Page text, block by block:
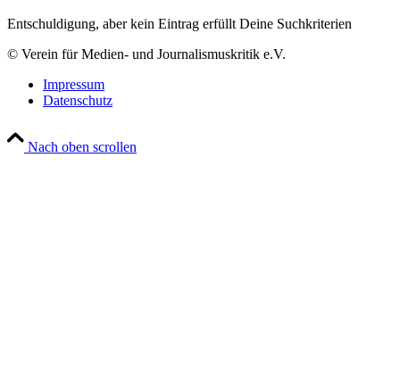
Entschuldigung, aber kein Eintrag erfüllt Deine Suchkriterien
© Verein für Medien- und Journalismuskritik e.V.
Impressum
Datenschutz
Nach oben scrollen